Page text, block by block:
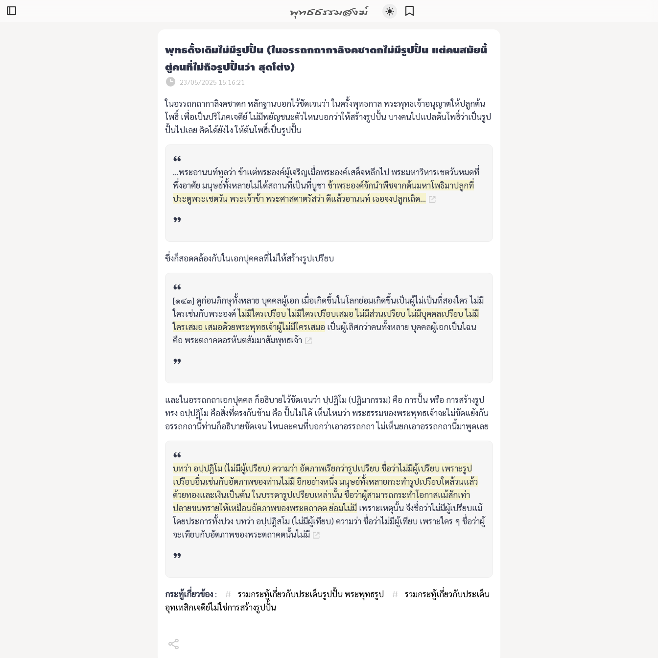
พุทธธรรมสงฆ์
พุทธดั้งเดิมไม่มีรูปปั้น (ในอรรถกถากาลิงคชาดกไม่มีรูปปั้น แต่คนสมัยนี้
ตู่คนที่ไม่ถือรูปปั้นว่า สุดโต่ง)
23/05/2025 15:16:21
ในอรรถกถากาลิงคชาดก หลักฐานบอกไว้ชัดเจนว่า ในครั้งพุทธกาล พระพุทธเจ้าอนุญาตให้ปลูกต้น
โพธิ์ เพื่อเป็นปริโภคเจดีย์ ไม่มีพยัญชนะตัวไหนบอกว่าให้สร้างรูปปั้น บางคนไปแปลต้นโพธิ์ว่าเป็นรูป
ปั้นไปเลย คิดได้ยังไง ให้ต้นโพธิ์เป็นรูปปั้น
...พระอานนท์ทูลว่า ข้าแต่พระองค์ผู้เจริญเมื่อพระองค์เสด็จหลีกไป พระมหาวิหารเชตวันหมดที่
พึ่งอาศัย มนุษย์ทั้งหลายไม่ได้สถานที่เป็นที่บูชา ข้าพระองค์จักนำพืชจากต้นมหาโพธิมาปลูกที่
ประตูพระเชตวัน พระเจ้าข้า พระศาสดาตรัสว่า ดีแล้วอานนท์ เธอจงปลูกเถิด...
ซึ่งก็สอดคล้องกับในเอกปุคคลที่ไม่ให้สร้างรูปเปรียบ
[๑๔๓] ดูก่อนภิกษุทั้งหลาย บุคคลผู้เอก เมื่อเกิดขึ้นในโลกย่อมเกิดขึ้นเป็นผู้ไม่เป็นที่สองใคร ไม่มี
ใครเช่นกับพระองค์ไม่มีใครเปรียบ ไม่มีใครเปรียบเสมอ ไม่มีส่วนเปรียบ ไม่มีบุคคลเปรียบ ไม่มี
ใครเสมอ เสมอด้วยพระพุทธเจ้าผู้ไม่มีใครเสมอ เป็นผู้เลิศกว่าคนทั้งหลาย บุคคลผู้เอกเป็นไฉน
คือ พระตถาคตอรหันตสัมมาสัมพุทธเจ้า
และในอรรถกถาเอกปุคคล ก็อธิบายไว้ชัดเจนว่า ปฺปฎิโม (ปฏิมากรรม) คือ การปั้น หรือ การสร้างรูป
ทรง อปฺปฎิโม คือสิ่งที่ตรงกันข้าม คือ ปั้นไม่ได้ เห็นไหมว่า พระธรรมของพระพุทธเจ้าจะไม่ขัดแย้งกัน
อรรถกถานี้ท่านก็อธิบายชัดเจน ไหนละคนที่บอกว่าเอาอรรถกถา ไม่เห็นยกเอาอรรถกถานี้มาพูดเลย
บทว่า อปฺปฎิโม (ไม่มีผู้เปรียบ) ความว่า อัตภาพเรียกว่ารูปเปรียบ ชื่อว่าไม่มีผู้เปรียบ เพราะรูป
เปรียบอื่นเช่นกับอัตภาพของท่านไม่มี อีกอย่างหนึ่ง มนุษย์ทั้งหลายกระทำรูปเปรียบใดล้วนแล้ว
ด้วยทองและเงินเป็นต้น ในบรรดารูปเปรียบเหล่านั้น ชื่อว่าผู้สามารถกระทำโอกาสแม้สักเท่า
ปลายขนทรายให้เหมือนอัตภาพของพระตถาคต ย่อมไม่มี เพราะเหตุนั้น จึงชื่อว่าไม่มีผู้เปรียบแม้
โดยประการทั้งปวง บทว่า อปฺปฎิสโม (ไม่มีผู้เทียบ) ความว่า ชื่อว่าไม่มีผู้เทียบ เพราะใคร ๆ ชื่อว่าผู้
จะเทียบกับอัตภาพของพระตถาคตนั้นไม่มี
กระทู้เกี่ยวข้อง : # รวมกระทู้เกี่ยวกับประเด็นรูปปั้น พระพุทธรูป #
รวมกระทู้เกี่ยวกับประเด็น
อุทเทสิกเจดีย์ไม่ใช่การสร้างรูปปั้น